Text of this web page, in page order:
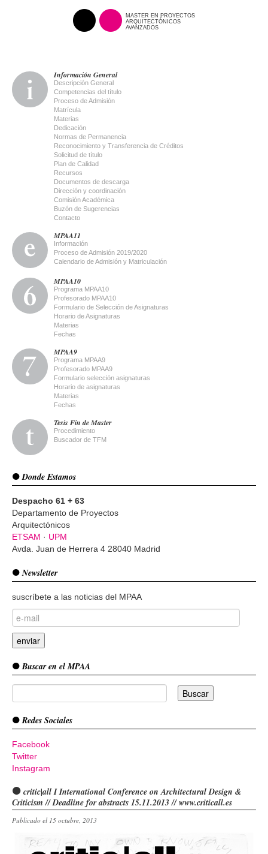
MASTER EN PROYECTOS
ARQUITECTÓNICOS
AVANZADOS
Información General
Descripción General
Competencias del título
Proceso de Admisión
Matrícula
Materias
Dedicación
Normas de Permanencia
Reconocimiento y Transferencia de Créditos
Solicitud de título
Plan de Calidad
Recursos
Documentos de descarga
Dirección y coordinación
Comisión Académica
Buzón de Sugerencias
Contacto
MPAA11
Información
Proceso de Admisión 2019/2020
Calendario de Admisión y Matriculación
MPAA10
Programa MPAA10
Profesorado MPAA10
Formulario de Selección de Asignaturas
Horario de Asignaturas
Materias
Fechas
MPAA9
Programa MPAA9
Profesorado MPAA9
Formulario selección asignaturas
Horario de asignaturas
Materias
Fechas
Tesis Fin de Master
Procedimiento
Buscador de TFM
Donde Estamos
Despacho 61 + 63
Departamento de Proyectos
Arquitectónicos
ETSAM · UPM
Avda. Juan de Herrera 4 28040 Madrid
Newsletter
suscríbete a las noticias del MPAA
Buscar en el MPAA
Redes Sociales
Facebook
Twitter
Instagram
critic|all I International Conference on Architectural Design &
Criticism // Deadline for abstracts 15.11.2013 // www.criticall.es
Publicado el 15 octubre, 2013